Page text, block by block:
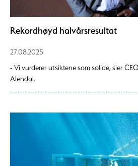
Rekordhøyd halvårsresultat
27.08.2025
- Vi vurderer utsiktene som solide, sier
Alendal.